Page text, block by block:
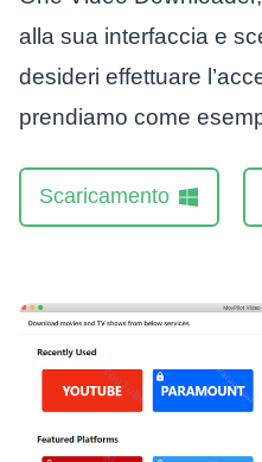
alla sua interfaccia e
desideri effettuare
prendiamo come
Scaricamento